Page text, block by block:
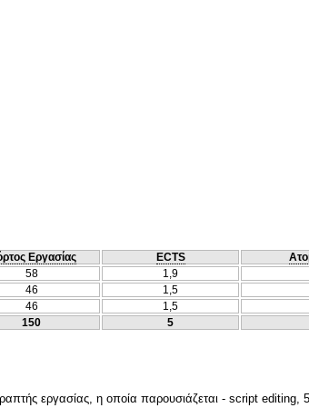
Εργασίας ECTS
58
1,9
46
1,5
46
1,5
150 5
εργασίας, η οποία παρουσιάζεται - script